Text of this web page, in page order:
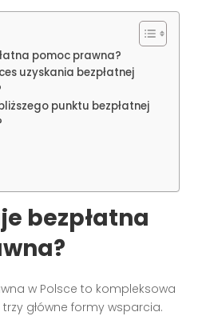
pomoc prawna?
uzyskania bezpłatnej
punktu bezpłatnej
bezpłatna
w Polsce to kompleksowa
główne formy wsparcia.